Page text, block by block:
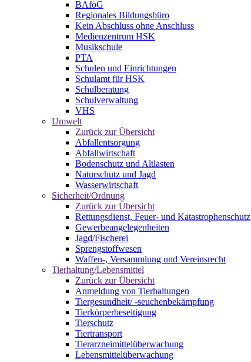
BAföG
Regionales Bildungsbüro
Kein Abschluss ohne Anschluss
Medienzentrum HSK
Musikschule
PTA
Schulen und Einrichtungen
Schulamt für HSK
Schulberatung
Schulverwaltung
VHS
Umwelt
Zurück zur Übersicht
Abfallentsorgung
Abfallwirtschaft
Bodenschutz und Altlasten
Naturschutz und Jagd
Wasserwirtschaft
Sicherheit/Ordnung
Zurück zur Übersicht
Rettungsdienst, Feuer- und Katastrophenschutz
Gewerbeangelegenheiten
Jagd/Fischerei
Sprengstoffwesen
Waffen-, Versammlung und Vereinsrecht
Tierhaltung/Lebensmittel
Zurück zur Übersicht
Anmeldung von Tierhaltungen
Tiergesundheit/ -seuchenbekämpfung
Tierkörperbeseitigung
Tierschutz
Tiertransport
Tierarzneimittelüberwachung
Lebensmittelüberwachung